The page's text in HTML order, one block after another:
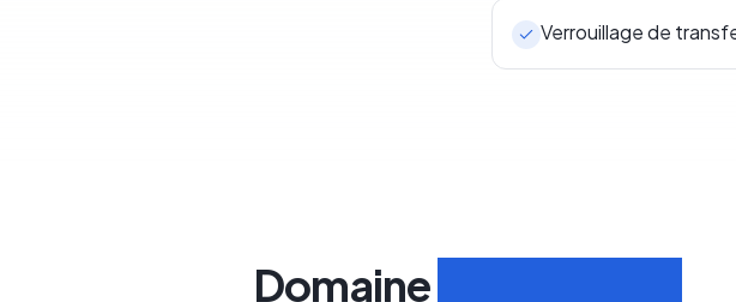
Verrouillage de
Domaine